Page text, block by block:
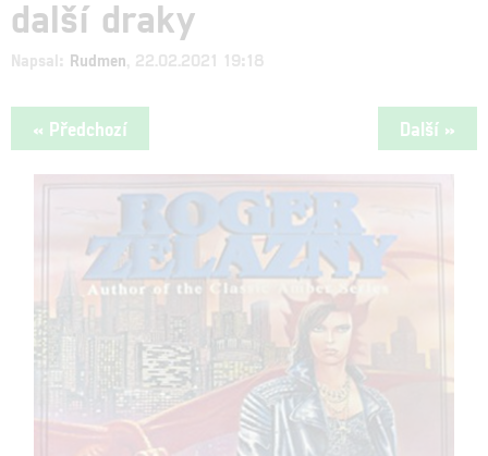
další draky
Napsal: Rudmen , 22.02.2021 19:18
« Předchozí Další »